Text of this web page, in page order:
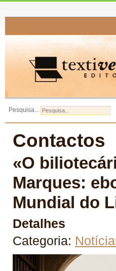
Pesquisa...
Contactos
«O
Marques:
Mundial do
Detalhes
Categoria: